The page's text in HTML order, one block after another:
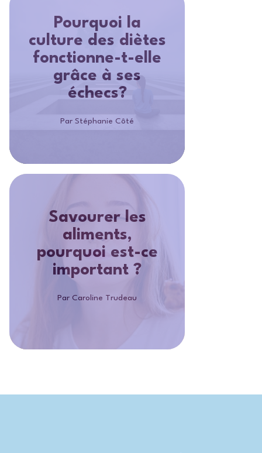
Pourquoi la
culture des diètes
fonctionne-t-elle
grâce à ses
échecs?
Par Stéphanie Côté
Savourer les
aliments,
pourquoi est-ce
important ?
Par Caroline Trudeau